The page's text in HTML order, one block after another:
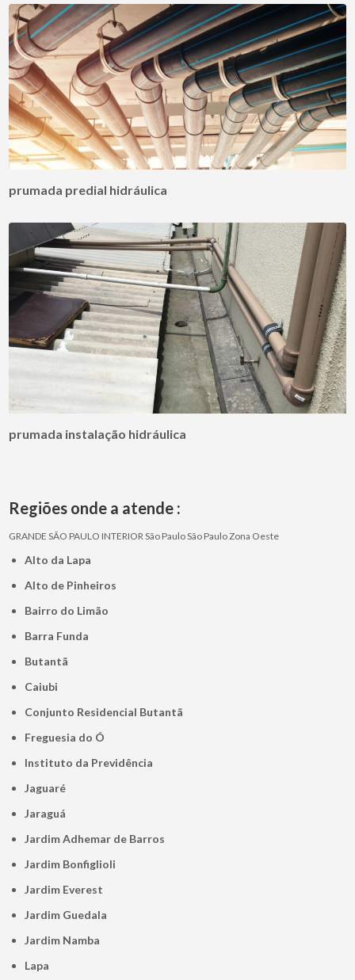
prumada predial hidráulica
prumada instalação hidráulica
Regiões onde a atende :
GRANDE SÃO PAULO INTERIORSão PauloSão PauloZona Oeste
Alto da Lapa
Alto de Pinheiros
Bairro do Limão
Barra Funda
Butantã
Caiubi
Conjunto Residencial Butantã
Freguesia do Ó
Instituto da Previdência
Jaguaré
Jaraguá
Jardim Adhemar de Barros
Jardim Bonfiglioli
Jardim Everest
Jardim Guedala
Jardim Namba
Lapa